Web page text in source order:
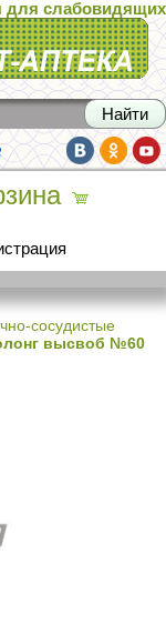
для слабовидящих
сосудистые
высвоб №60